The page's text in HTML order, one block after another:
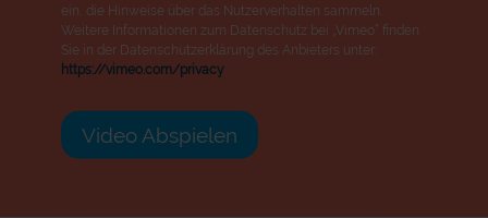
ein, die Hinweise über das Nutzerverhalten sammeln.
Weitere Informationen zum Datenschutz bei „Vimeo“ finden
Sie in der Datenschutzerklärung des Anbieters unter:
https://vimeo.com/privacy
Video Abspielen